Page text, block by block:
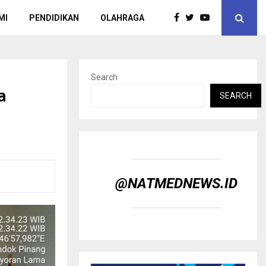
PENDIDIKAN OLAHRAGA
Search
SEARCH
@NATMEDNEWS.ID